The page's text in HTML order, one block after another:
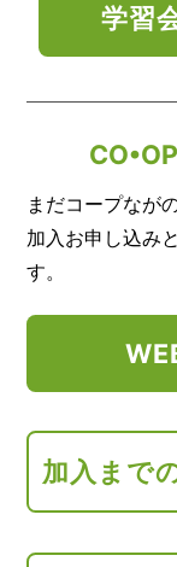
学習
まだコープなが
加入お申し込み
す。
加入まで